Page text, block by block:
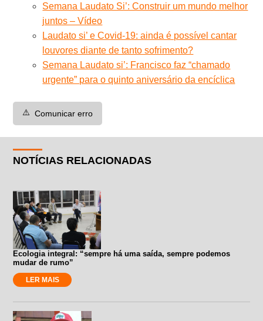
Semana Laudato Si’: Construir um mundo melhor
juntos – Vídeo
Laudato si’ e Covid-19: ainda é possível cantar
louvores diante de tanto sofrimento?
Semana Laudato si’: Francisco faz “chamado
urgente” para o quinto aniversário da encíclica
⚠️ Comunicar erro
NOTÍCIAS RELACIONADAS
Ecologia integral: “sempre há uma saída, sempre podemos
mudar de rumo”
LER MAIS